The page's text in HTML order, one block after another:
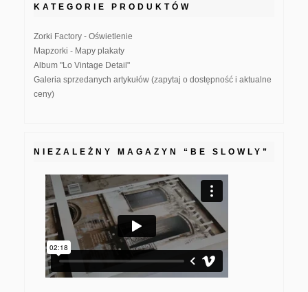
KATEGORIE PRODUKTÓW
Zorki Factory - Oświetlenie
Mapzorki - Mapy plakaty
Album "Lo Vintage Detail"
Galeria sprzedanych artykułów (zapytaj o dostępność i aktualne
ceny)
NIEZALEŻNY MAGAZYN “BE SLOWLY”